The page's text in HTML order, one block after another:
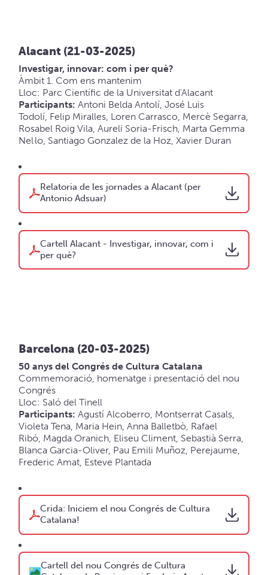
Alacant (21-03-2025)
Investigar, innovar: com i per què?
Àmbit 1. Com ens mantenim
Lloc: Parc Científic de la Universitat d'Alacant
Participants: Antoni Belda Antolí, José Luis
Todolí, Felip Miralles, Loren Carrasco, Mercè Segarra,
Rosabel Roig Vila, Aureli Soria-Frisch, Marta Gemma
Nel·lo, Santiago Gonzalez de la Hoz, Xavier Duran
Relatoria de les jornades a Alacant (per
Antonio Adsuar)
Cartell Alacant - Investigar, innovar, com i
per què?
Barcelona (20-03-2025)
50 anys del Congrés de Cultura Catalana
Commemoració, homenatge i presentació del nou
Congrés
Lloc: Saló del Tinell
Participants: Agustí Alcoberro, Montserrat Casals,
Violeta Tena, Maria Hein, Anna Balletbò, Rafael
Ribó, Magda Oranich, Eliseu Climent, Sebastià Serra,
Blanca Garcia-Oliver, Pau Emili Muñoz, Perejaume,
Frederic Amat, Esteve Plantada
Crida: Iniciem el nou Congrés de Cultura
Catalana!
Cartell del nou Congrés de Cultura